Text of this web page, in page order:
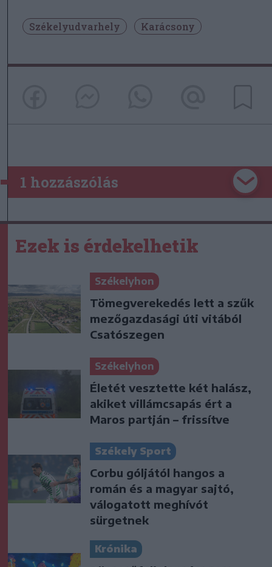
Székelyudvarhely Karácsony
1 hozzászólás
Ezek is érdekelhetik
Székelyhon
Tömegverekedés lett a szűk
mezőgazdasági úti vitából
Csatószegen
Székelyhon
Életét vesztette két halász,
akiket villámcsapás ért a
Maros partján – frissítve
Székely Sport
Corbu góljától hangos a
román és a magyar sajtó,
válogatott meghívót
sürgetnek
Krónika